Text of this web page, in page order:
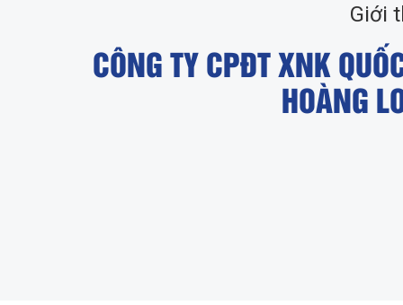
Giới
CÔNG TY CPĐT XNK
HOÀNG